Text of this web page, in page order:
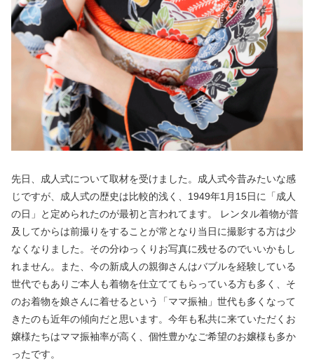
先日、成人式について取材を受けました。成人式今昔みたいな感
じですが、成人式の歴史は比較的浅く、 1949年1 月 15日に「成人
の日」と定められたのが最初と言われてます。 レンタル着物が普
及してからは前撮りをすることが常となり当日に撮影する方は少
なくなりました。その分ゆっくりお写真に残せるのでいいかもし
れません。また、今の新成人の親御さんはバブルを経験している
世代でもありご本人も着物を仕立ててもらっている方も多く、そ
のお着物を娘さんに着せるという「ママ振袖」世代も多くなって
きたのも近年の傾向だと思います。今年も私共に来ていただくお
嬢様たちはママ振袖率が高く、個性豊かなご希望のお嬢様も多か
ったです。